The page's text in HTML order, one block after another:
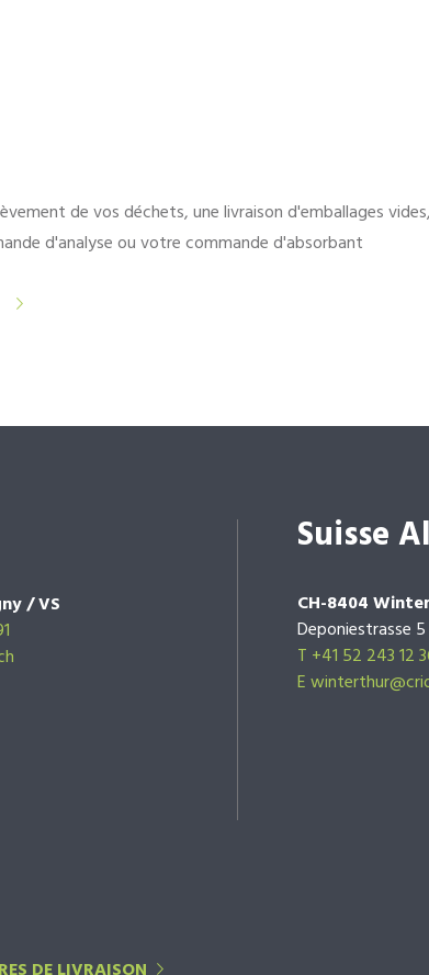
de vos déchets, une livraison d'emballages vides,
d'analyse ou votre commande d'absorbant
/ VS
Suisse
CH-8404
Deponiestrasse 5
T +41 52 243 12
E